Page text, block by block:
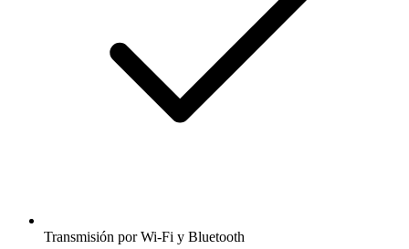
Transmisión por Wi-Fi y Bluetooth